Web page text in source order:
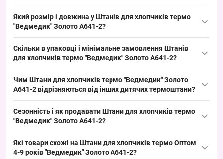
швидкий обіг і стабільний попит у роздрібних точках.
додаванням поліаміду та еластану для збереження форми і
зручність при викладці на полицях оптом.
Який розмір і довжина у Штанів для хлопчиків термо
"Ведмедик" Золото A641-2?
по віку; цей розмірний діапазон закриває популярний сегмент
Скільки в упаковці і мінімальне замовлення Штанів
для хлопчиків термо "Ведмедик" Золото A641-2?
упаковка. Такий формат закупівлі зручний для роздрібних
стабільну маржу при оптовій реалізації.
Чим Штани для хлопчиків термо "Ведмедик" Золото
A641-2 відрізняються від інших дитячих термоштани?
орієнтацією на віковий діапазон 4–9 років і оптовою упаковкою
матеріали, але ця позиція розширює асортимент і закриває
базовий попит у дитячому сегменті.
Сезонність і як продавати Штани для хлопчиків термо
"Ведмедик" Золото A641-2?
тематичних вітринах та наборах з іншими утепленими
Які товари схожі на Штани для хлопчиків термо Оптом
4-9 років "Ведмедик" Золото A641-2?